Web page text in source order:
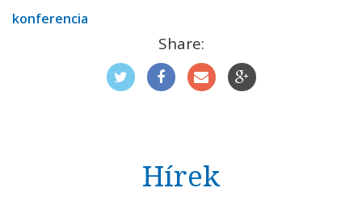
konferencia
Share:
Hírek